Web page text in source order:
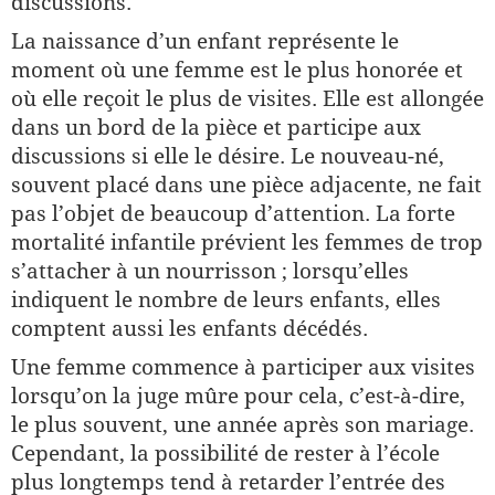
La naissance d’un enfant représente le
moment où une femme est le plus honorée et
où elle reçoit le plus de visites. Elle est allongée
dans un bord de la pièce et participe aux
discussions si elle le désire. Le nouveau-né,
souvent placé dans une pièce adjacente, ne fait
pas l’objet de beaucoup d’attention. La forte
mortalité infantile prévient les femmes de trop
s’attacher à un nourrisson ; lorsqu’elles
indiquent le nombre de leurs enfants, elles
comptent aussi les enfants décédés.
Une femme commence à participer aux visites
lorsqu’on la juge mûre pour cela, c’est-à-dire,
le plus souvent, une année après son mariage.
Cependant, la possibilité de rester à l’école
plus longtemps tend à retarder l’entrée des